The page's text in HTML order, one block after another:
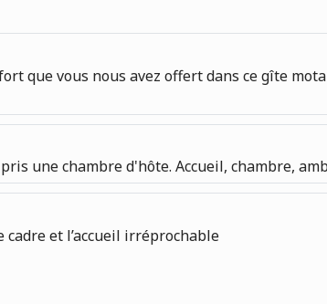
que vous nous avez offert dans ce gîte
une chambre d'hôte. Accueil, chambre,
et l’accueil irréprochable